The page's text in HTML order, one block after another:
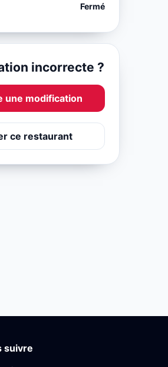
Fermé
incorrecte ?
une modification
ce restaurant
suivre